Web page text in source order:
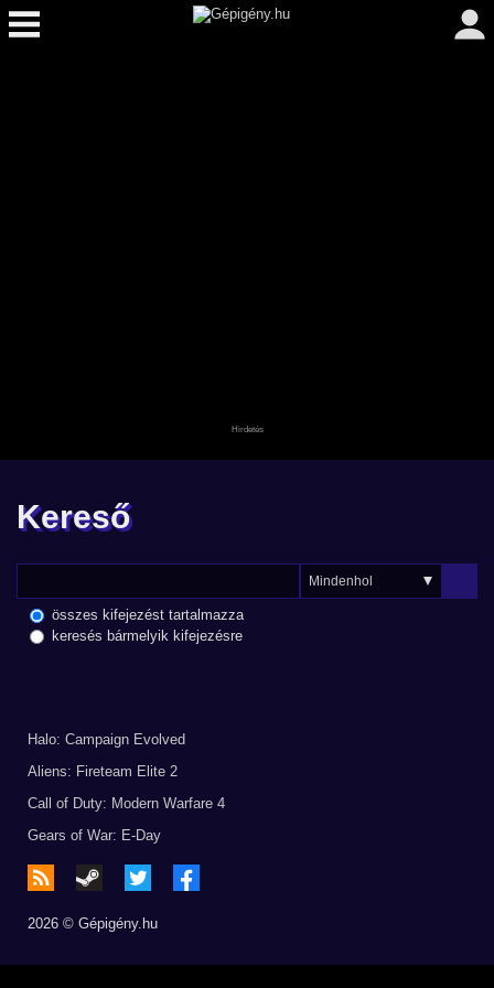
Kereső
összes kifejezést tartalmazza
keresés bármelyik kifejezésre
Halo: Campaign Evolved
Aliens: Fireteam Elite 2
Call of Duty: Modern Warfare 4
Gears of War: E-Day
2026 © Gépigény.hu